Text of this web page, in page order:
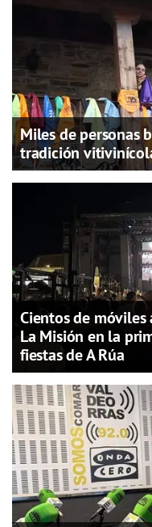
Miles de personas
tradición
Cientos de
La Misión en la
fiestas de A Rúa